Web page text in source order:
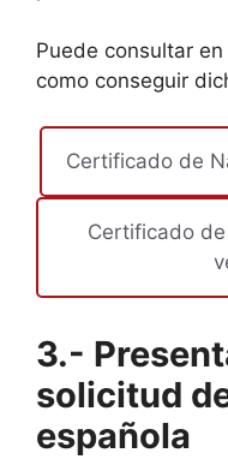
Puede consultar
como conseguir
Certificado de
Certificado
3.-
solicitud
española